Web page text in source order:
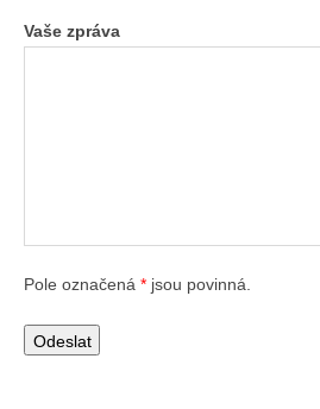
Vaše zpráva
Pole označená * jsou povinná.